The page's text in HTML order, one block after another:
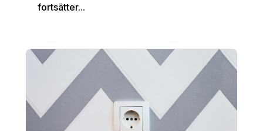
fortsätter...